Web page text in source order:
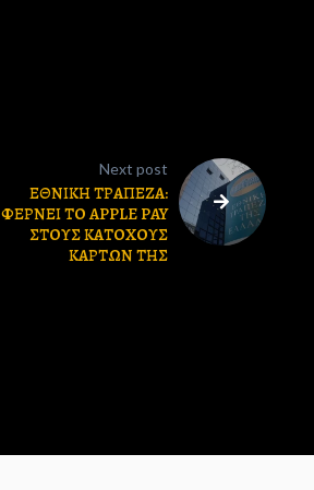
Next post
ΕΘΝΙΚΗ ΤΡΑΠΕΖΑ:
ΦΕΡΝΕΙ ΤΟ APPLE PAY
ΣΤΟΥΣ ΚΑΤΟΧΟΥΣ
ΚΑΡΤΩΝ ΤΗΣ